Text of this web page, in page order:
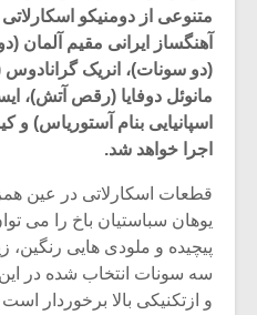
متنوعی از دومنیکو
آهنگساز ایرانی مقیم آلمان
(دو سونات)، انریک گرانادوس
مانوئل دوفایا (رقص آتش)،
اسپانیایی بنام آستوریاس)
اجرا خواهد شد.
قطعات اسکارلاتی در عین
یوهان سباستیان باخ را می
پیچیده و ملودی هایی
سه سونات انتخاب شده در
و ازتکنیکی بالا برخوردار